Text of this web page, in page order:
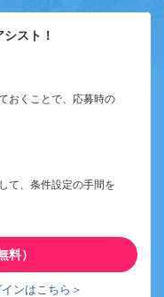
スト！
おくことで、応募時の
て、条件設定の手間を
料）
ンはこちら＞